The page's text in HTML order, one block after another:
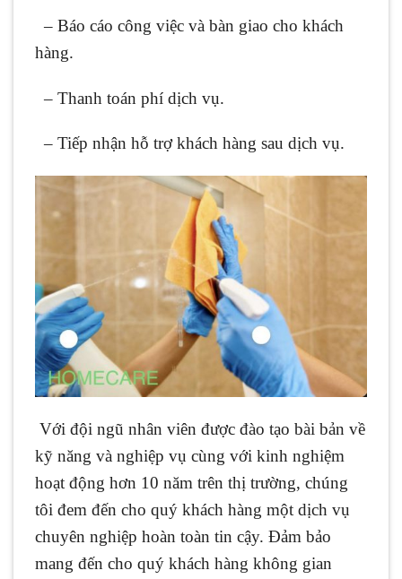
– Báo cáo công việc và bàn giao cho khách
hàng.
– Thanh toán phí dịch vụ.
– Tiếp nhận hỗ trợ khách hàng sau dịch vụ.
Với đội ngũ nhân viên được đào tạo bài bản về
kỹ năng và nghiệp vụ cùng với kinh nghiệm
hoạt động hơn 10 năm trên thị trường, chúng
tôi đem đến cho quý khách hàng một dịch vụ
chuyên nghiệp hoàn toàn tin cậy. Đảm bảo
mang đến cho quý khách hàng không gian